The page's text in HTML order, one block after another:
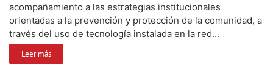
acompañamiento a las estrategias institucionales
orientadas a la prevención y protección de la comunidad, a
través del uso de tecnología instalada en la red...
Leer más